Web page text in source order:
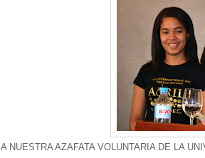
A NUESTRA AZAFATA VOLUNTARIA DE LA